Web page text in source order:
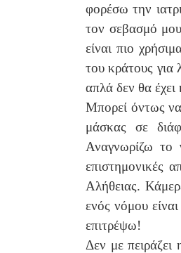
φορέσω την
τον σεβασμό
είναι πιο
του κράτους για
απλά δεν θα
Μπορεί όντως να
μάσκας σε
Αναγνωρίζω το
επιστημονικές
Αλήθειας.
ενός νόμου
επιτρέψω!
Δεν με